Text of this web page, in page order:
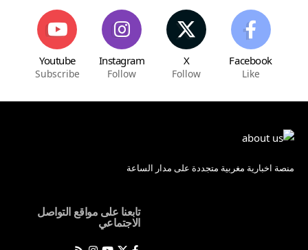
Facebook
Like
X
Follow
Instagram
Follow
Youtube
Subscribe
منصة اخبارية مغربية متجددة على مدار الساعة
تابعنا على مواقع التواصل
الاجتماعي